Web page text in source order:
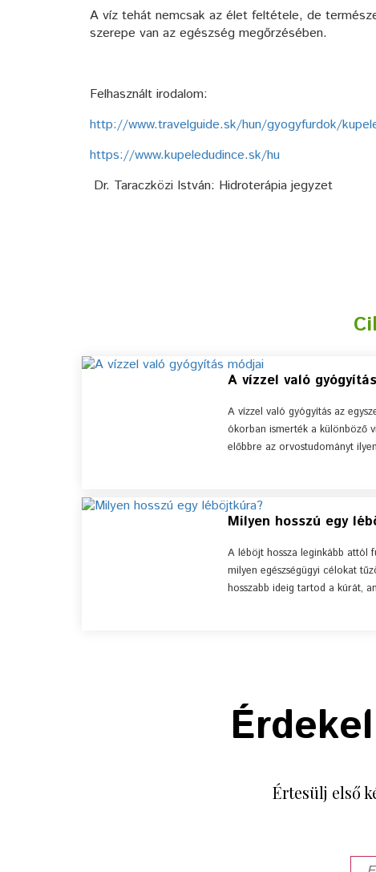
A víz tehát nemcsak az élet feltétele, de
szerepe van az egészség megőrzésében.
Felhasznált irodalom:
http://www.travelguide.sk/hun/gyogyfurdok/
https://www.kupeledudince.sk/hu
Dr. Taraczközi István: Hidroterápia jegyzet
A vízzel való
A vízzel való gyógyítás az
ókorban ismerték a különböző
előbbre az orvostudományt
Milyen hosszú egy
A léböjt hossza leginkább attól
milyen egészségügyi célokat
hosszabb ideig tartod a kúrát,
Értesülj első